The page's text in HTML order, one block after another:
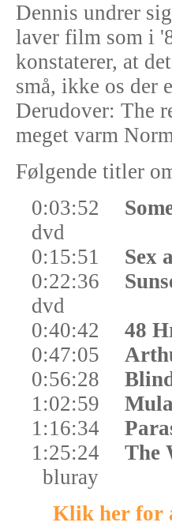
Dennis undrer
laver film som i
konstaterer, at
små, ikke os der
Derudover: The
meget varm
Følgende titler
0:03:52
dvd
0:15:51
Sex
0:22:36
dvd
0:40:42
48
0:47:05
0:56:28
1:02:59
1:16:34
1:25:24
The
bluray
Klik her for